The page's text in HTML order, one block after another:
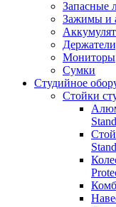
Запасные
Зажимы и
Мониторы
Сумки
Студийное
Стойки